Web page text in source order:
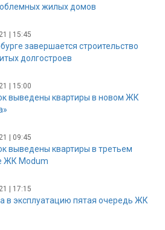
жилых домов
| 15:45
завершается строительство
долгостроев
| 15:00
выведены квартиры в новом ЖК
| 09:45
выведены квартиры в третьем
ЖК Modum
| 17:15
в эксплуатацию пятая очередь ЖК